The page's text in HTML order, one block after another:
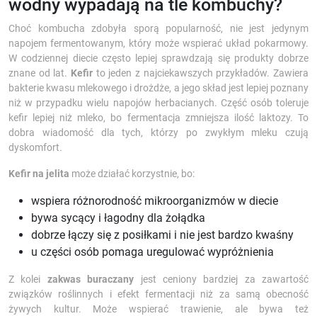
wodny wypadają na tle kombuchy?
Choć kombucha zdobyła sporą popularność, nie jest jedynym
napojem fermentowanym, który może wspierać układ pokarmowy.
W codziennej diecie często lepiej sprawdzają się produkty dobrze
znane od lat. Kefir to jeden z najciekawszych przykładów. Zawiera
bakterie kwasu mlekowego i drożdże, a jego skład jest lepiej poznany
niż w przypadku wielu napojów herbacianych. Część osób toleruje
kefir lepiej niż mleko, bo fermentacja zmniejsza ilość laktozy. To
dobra wiadomość dla tych, którzy po zwykłym mleku czują
dyskomfort.
Kefir na jelita może działać korzystnie, bo:
wspiera różnorodność mikroorganizmów w diecie
bywa sycący i łagodny dla żołądka
dobrze łączy się z posiłkami i nie jest bardzo kwaśny
u części osób pomaga uregulować wypróżnienia
Z kolei zakwas buraczany jest ceniony bardziej za zawartość
związków roślinnych i efekt fermentacji niż za samą obecność
żywych kultur. Może wspierać trawienie, ale bywa też